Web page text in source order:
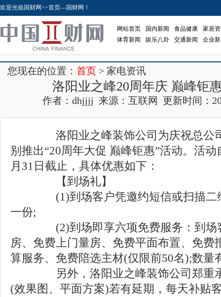
欢迎光临国财网>>首页—国财网！
网站首页 国内新闻 食品健康
家居
体育新闻
娱乐八卦 交通新闻 企业
您现在的位置： 首页 > 家电资讯
洛阳业之峰20周年庆 巅峰钜
作者：dhjjjj 来源：互联网 更新时间：
洛阳业之峰装饰公司为庆祝总公司
别推出“20周年大促 巅峰钜惠”活动。活
月31日截止，具体优惠如下：
【到场礼】
(1)到场客户凭邀约短信或扫描二维
一份;
(2)到场即享六项免费服务：到场客
房、免费上门量房、免费平面布置、免费
算服务、免费陪选主材(仅限前50名);数量
另外，洛阳业之峰装饰公司郑重承
(效果图、平面方案)若有延期，每天补贴